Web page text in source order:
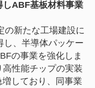
しABF基板材料事業
の新たな工場建設に
し、半導体パッケー
の事業を強化しま
性能チップの実装
しており、同事業